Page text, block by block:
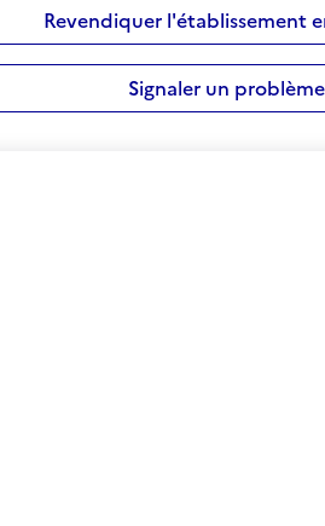
Revendiquer l'établissement
Signaler un